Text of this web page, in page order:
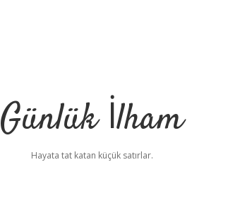
Günlük İlham
Hayata tat katan küçük satırlar.